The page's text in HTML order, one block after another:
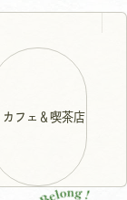
カフェ＆喫茶店